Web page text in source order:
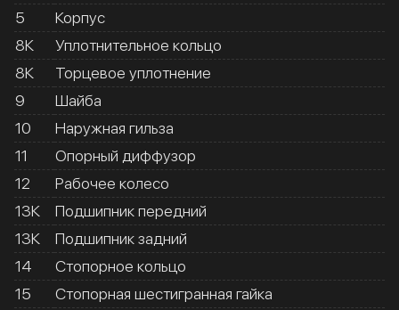
5
Корпус
8К
Уплотнительное кольцо
8К
Торцевое уплотнение
9
Шайба
10
Наружная гильза
11
Опорный диффузор
12
Рабочее колесо
13К
Подшипник передний
13К
Подшипник задний
14
Стопорное кольцо
15
Стопорная шестигранная гайка